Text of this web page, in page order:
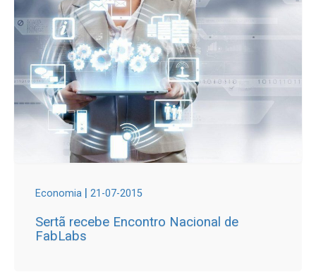
Economia | 21-07-2015
Sertã recebe Encontro Nacional de
FabLabs